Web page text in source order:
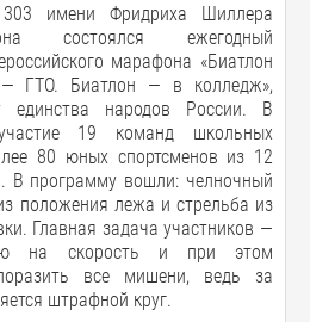
имени Фридриха Шиллера
состоялся ежегодный
марафона «Биатлон
ГТО. Биатлон — в колледж»,
единства народов России. В
19 команд школьных
80 юных спортсменов из 12
В программу вошли: челночный
положения лежа и стрельба из
Главная задача участников —
на скорость и при этом
все мишени, ведь за
штрафной круг.